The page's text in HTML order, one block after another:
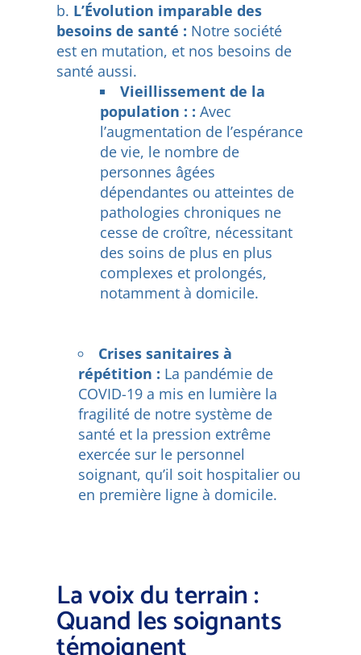
L’Évolution imparable des
besoins de santé : Notre société
est en mutation, et nos besoins de
santé aussi.
Vieillissement de la
population : : Avec
l’augmentation de l’espérance
de vie, le nombre de
personnes âgées
dépendantes ou atteintes de
pathologies chroniques ne
cesse de croître, nécessitant
des soins de plus en plus
complexes et prolongés,
notamment à domicile.
Crises sanitaires à
répétition : La pandémie de
COVID-19 a mis en lumière la
fragilité de notre système de
santé et la pression extrême
exercée sur le personnel
soignant, qu’il soit hospitalier ou
en première ligne à domicile.
La voix du terrain :
Quand les soignants